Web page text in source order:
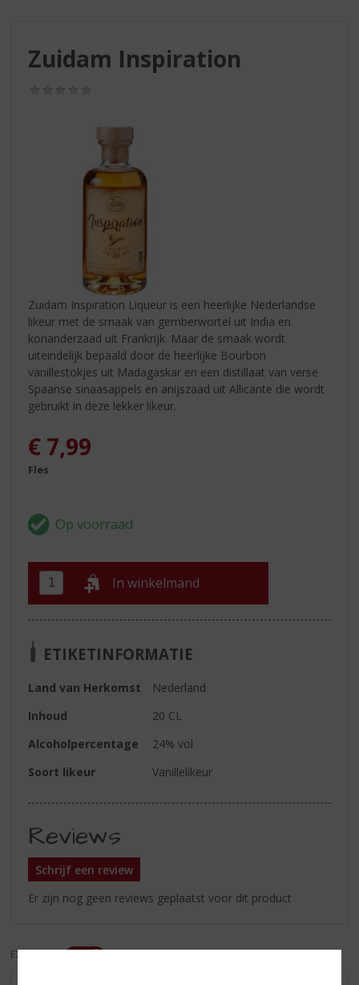
Zuidam Inspiration
Zuidam Inspiration Liqueur is een heerlijke Nederlandse
likeur met de smaak van gemberwortel uit India en
korianderzaad uit Frankrijk. Maar de smaak wordt
uiteindelijk bepaald door de heerlijke Bourbon
vanillestokjes uit Madagaskar en een distillaat van verse
Spaanse sinaasappels en anijszaad uit Allicante die wordt
gebruikt in deze lekker likeur.
€ 7,99
Fles
In winkelmand
ETIKETINFORMATIE
Land van Herkomst
Nederland
Inhoud
20 CL
Alcoholpercentage
24% vol
Soort likeur
Vanillelikeur
Reviews
Schrijf een review
Er zijn nog geen reviews geplaatst voor dit product
EXCL. BTW INCL. BTW